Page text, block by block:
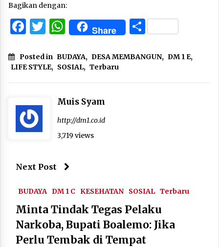
Bagikan dengan:
Facebook
Twitter
WhatsApp
Share Share
Posted in BUDAYA, DESA MEMBANGUN, DM 1 E,
LIFE STYLE, SOSIAL, Terbaru
Muis Syam
http://dm1.co.id
3,719 views
Next Post
BUDAYA DM 1 C KESEHATAN SOSIAL Terbaru
Minta Tindak Tegas Pelaku
Narkoba, Bupati Boalemo: Jika
Perlu Tembak di Tempat